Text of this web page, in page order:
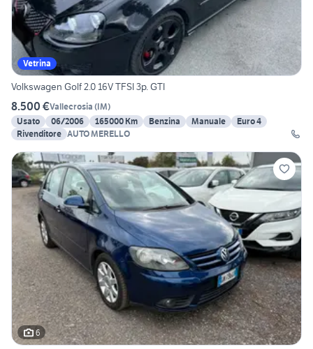
Vetrina
Volkswagen Golf 2.0 16V TFSI 3p. GTI
8.500 €Vallecrosia (IM)
Usato
06/2006 165000 Km Benzina Manuale
Euro 4
Rivenditore AUTO MERELLO
6